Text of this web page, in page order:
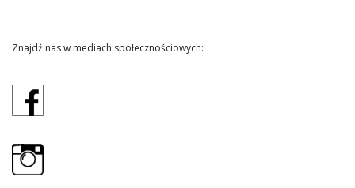
Znajdź nas w mediach społecznościowych: